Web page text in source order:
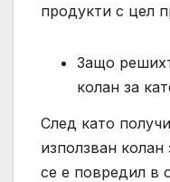
продукти с цел
Защо
колан за
След като
използван колан
се е повредил в